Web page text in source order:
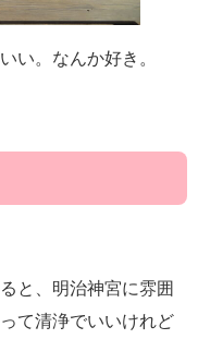
い。なんか好き。
と、明治神宮に雰囲
て清浄でいいけれど